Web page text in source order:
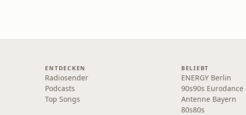
ENTDECKEN
Radiosender
Podcasts
Top Songs
BELIEBT
ENERGY Berlin
90s90s Eurodance
Antenne Bayern
80s80s